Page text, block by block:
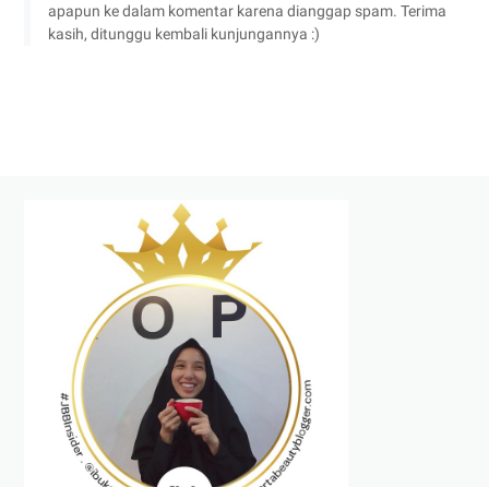
apapun ke dalam komentar karena dianggap spam. Terima
kasih, ditunggu kembali kunjungannya :)